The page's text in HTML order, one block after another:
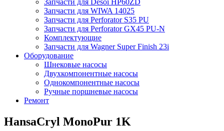
Запчасти для Desoi HP60ZD
Запчасти для WIWA 14025
Запчасти для Perforator S35 PU
Запчасти для Perforator GX45 PU-N
Комплектующие
Запчасти для Wagner Super Finish 23i
Оборудование
Шнековые насосы
Двухкомпонентные насосы
Однокомпонентные насосы
Ручные поршневые насосы
Ремонт
HansaCryl MonoPur 1K